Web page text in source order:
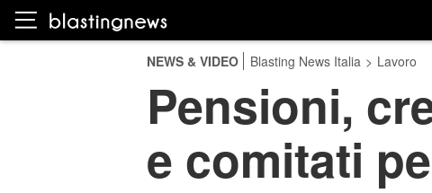
NEWS & VIDEO Blasting News Italia > Lavoro
Pensioni,
e comitati